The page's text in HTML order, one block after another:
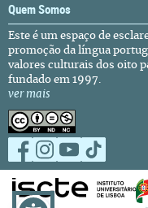
Quem Somos
Este é um espaço de
promoção da língua
valores culturais dos oito
fundado em 1997.
ver mais